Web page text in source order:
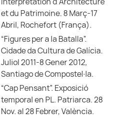
et du Patrimoine. 8 Març-17
Abril, Rochefort (França).
“Figures per a la Batalla”.
Cidade da Cultura de Galícia.
Juliol 2011-8 Gener 2012,
Santiago de Compostel·la.
“Cap Pensant”. Exposició
temporal en PL. Patriarca. 28
Nov. al 28 Febrer, València.